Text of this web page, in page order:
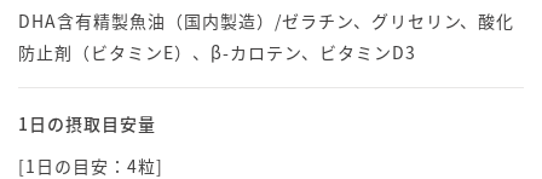
DHA含有精製魚油（国内製造）/ゼラチン、グリセリン、酸化
防止剤（ビタミンE）、β-カロテン、ビタミンD3
1日の摂取目安量
[1日の目安：4粒]